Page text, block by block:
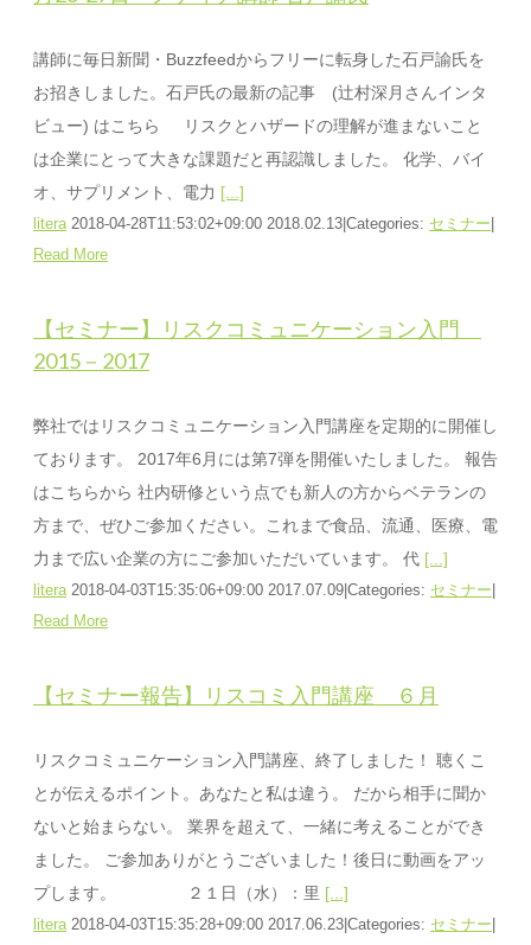
講師に毎日新聞・Buzzfeedからフリーに転身した石戸諭氏を
お招きしました。石戸氏の最新の記事 (辻村深月さんインタ
ビュー) はこちら リスクとハザードの理解が進まないこと
は企業にとって大きな課題だと再認識しました。 化学、バイ
オ、サプリメント、電力 [...]
litera 2018-04-28T11:53:02+09:00 2018.02.13 Categories: セミナー
Read More
【セミナー】リスクコミュニケーション入門
2015－2017
弊社ではリスクコミュニケーション入門講座を定期的に開催し
ております。 2017年6月には第7弾を開催いたしました。 報告
はこちらから 社内研修という点でも新人の方からベテランの
方まで、ぜひご参加ください。これまで食品、流通、医療、電
力まで広い企業の方にご参加いただいています。 代 [...]
litera 2018-04-03T15:35:06+09:00 2017.07.09 Categories: セミナー
Read More
【セミナー報告】リスコミ入門講座 ６月
リスクコミュニケーション入門講座、終了しました！ 聴くこ
とが伝えるポイント。あなたと私は違う。 だから相手に聞か
ないと始まらない。 業界を超えて、一緒に考えることができ
ました。 ご参加ありがとうございました！後日に動画をアッ
プします。 ２１日（水）：里 [...]
litera 2018-04-03T15:35:28+09:00 2017.06.23 Categories: セミナー